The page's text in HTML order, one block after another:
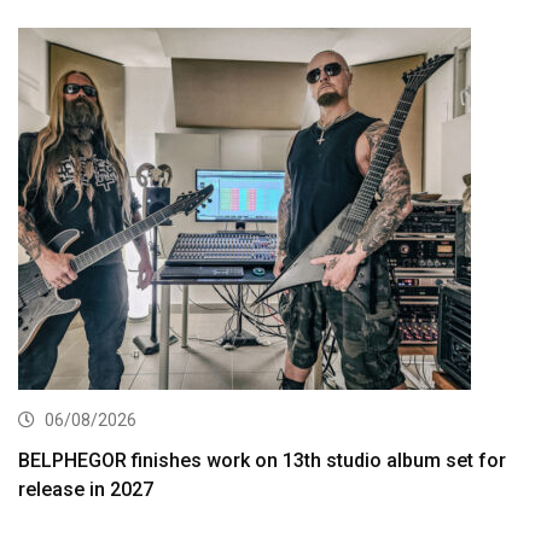
06/08/2026
BELPHEGOR finishes work on 13th studio album set for
release in 2027